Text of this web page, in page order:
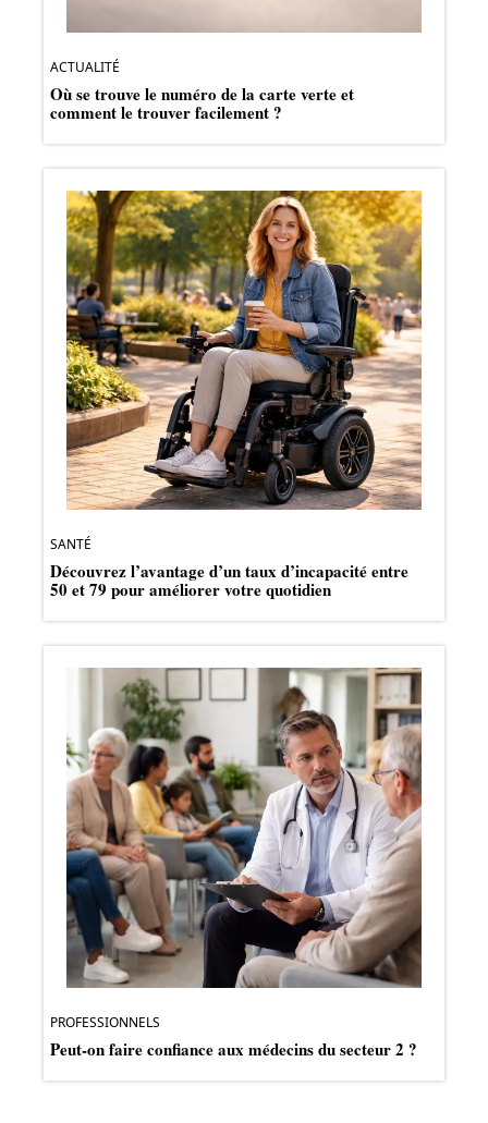
ACTUALITÉ
Où se trouve le numéro de la carte verte et
comment le trouver facilement ?
SANTÉ
Découvrez l’avantage d’un taux d’incapacité entre
50 et 79 pour améliorer votre quotidien
PROFESSIONNELS
Peut-on faire confiance aux médecins du secteur 2 ?